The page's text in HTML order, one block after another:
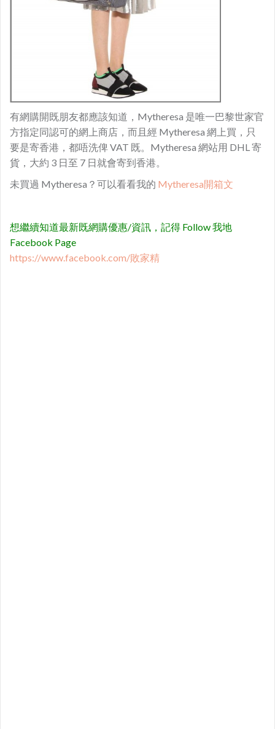
有網購開既朋友都應該知道，Mytheresa 是唯一巴黎世家官
方指定同認可的網上商店，而且經 Mytheresa 網上買，只
要是寄香港，都唔洗俾 VAT 既。Mytheresa 網站用 DHL 寄
貨，大約 3 日至 7 日就會寄到香港。
未買過 Mytheresa？可以看看我的 Mytheresa開箱文
想繼續知道最新既網購優惠/資訊，記得 Follow 我地
Facebook Page
https://www.facebook.com/敗家精